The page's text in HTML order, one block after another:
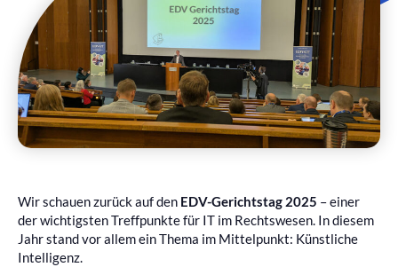
Wir schauen zurück auf den EDV-Gerichtstag 2025 – einer
der wichtigsten Treffpunkte für IT im Rechtswesen. In diesem
Jahr stand vor allem ein Thema im Mittelpunkt: Künstliche
Intelligenz.